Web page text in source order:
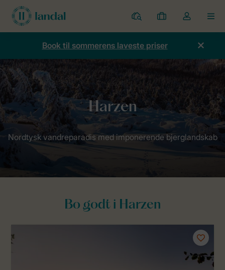
Parker
Mine
bookinger
Toggle
the
dropdown
Book til sommerens laveste priser
Forside Lande Tyskland